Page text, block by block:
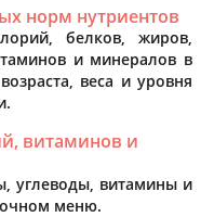
норм нутриентов
белков, жиров,
и минералов в
веса и уровня
витаминов и
углеводы, витамины и
меню.